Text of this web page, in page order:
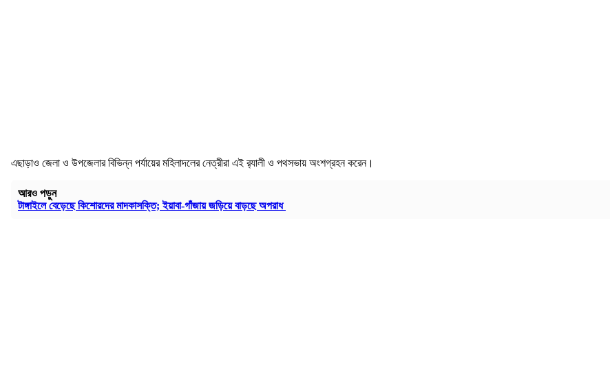
এছাড়াও জেলা ও উপজেলার বিভিন্ন পর্যায়ের মহিলাদলের নেত্রীরা এই র‌্যালী ও পথসভায় অংশগ্রহন করেন।
আরও পড়ুন
টাঙ্গাইলে বেড়েছে কিশোরদের মাদকাসক্তি; ইয়াবা-গাঁজায় জড়িয়ে বাড়ছে অপরাধ